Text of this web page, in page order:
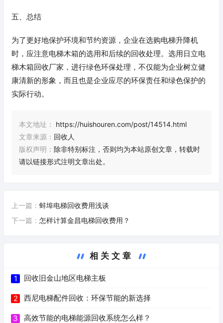
五、总结
为了更好地保护环境和节约资源，企业在选购电梯升降机
时，应注意电梯木箱的选用和后续的回收处理。选用日立电
梯木箱回收厂家，进行绿色环保处理，不仅能为企业树立健
康清新的形象，而且也是企业应尽的环保责任和绿色保护的
实际行动。
本文地址：
https://huishouren.com/post/14514.html
文章来源： 回收人
版权声明： 除非特别标注，否则均为本站原创文章，转载时
请以链接形式注明文章出处。
上一篇： 蚌埠电梯回收费用浅谈
下一篇： 怎样计算金昌电梯回收费用？
相关文章
1 回收旧金山地区电梯主板
2 西尼电梯配件回收：环保节能的新选择
3 高效节能的电梯能源回收系统怎么样？